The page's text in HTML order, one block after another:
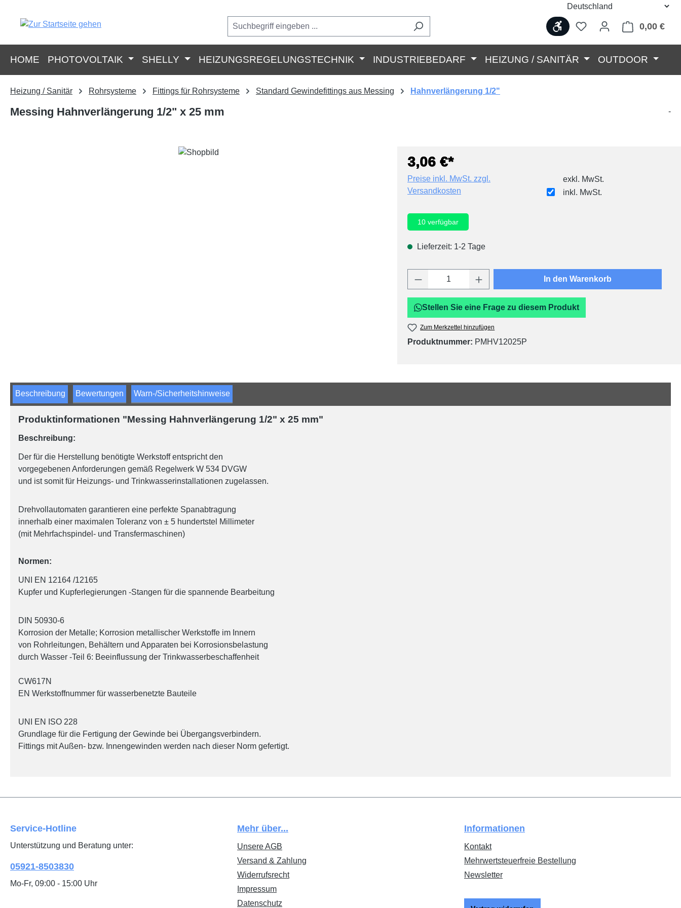
Werkzeugleiste anzeigen
0,00 €
HOME PHOTOVOLTAIK SHELLY HEIZUNGSREGELUNGSTECHNIK INDUSTRIEBEDARF HEIZUNG / SANITÄR OUTDOOR
Heizung / Sanitär Rohrsysteme Fittings für Rohrsysteme Standard Gewindefittings aus Messing Hahnverlängerung 1/2"
Messing Hahnverlängerung 1/2" x 25 mm -
3,06 €*
Preise inkl. MwSt. zzgl.
Versandkosten
exkl. MwSt.
inkl. MwSt.
10 verfügbar
Lieferzeit: 1-2 Tage
Produkt Anzahl: Gib den gewünschten Wert ein
In den Warenkorb
Stellen Sie eine Frage zu diesem Produkt
Zum Merkzettel hinzufügen
Produktnummer: PMHV12025P
Beschreibung Bewertungen Warn-/Sicherheitshinweise
Produktinformationen "Messing Hahnverlängerung 1/2" x 25 mm"
Beschreibung:
Der für die Herstellung benötigte Werkstoff entspricht den
vorgegebenen Anforderungen gemäß Regelwerk W 534 DVGW
und ist somit für Heizungs- und Trinkwasserinstallationen zugelassen.
Drehvollautomaten garantieren eine perfekte Spanabtragung
innerhalb einer maximalen Toleranz von ± 5 hundertstel Millimeter
(mit Mehrfachspindel- und Transfermaschinen)
Normen:
UNI EN 12164 /12165
Kupfer und Kupferlegierungen -Stangen für die spannende Bearbeitung
DIN 50930-6
Korrosion der Metalle; Korrosion metallischer Werkstoffe im Innern
von Rohrleitungen, Behältern und Apparaten bei Korrosionsbelastung
durch Wasser -Teil 6: Beeinflussung der Trinkwasserbeschaffenheit
CW617N
EN Werkstoffnummer für wasserbenetzte Bauteile
UNI EN ISO 228
Grundlage für die Fertigung der Gewinde bei Übergangsverbindern.
Fittings mit Außen- bzw. Innengewinden werden nach dieser Norm gefertigt.
Service-Hotline
Unterstützung und Beratung unter:
05921-8503830
Mo-Fr, 09:00 - 15:00 Uhr
Mehr über...
Unsere AGB
Versand & Zahlung
Widerrufsrecht
Impressum
Datenschutz
Informationen
Kontakt
Mehrwertsteuerfreie Bestellung
Newsletter